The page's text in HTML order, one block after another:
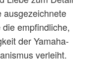
ausgezeichnete
empfindliche,
der Yamaha-
verleiht.